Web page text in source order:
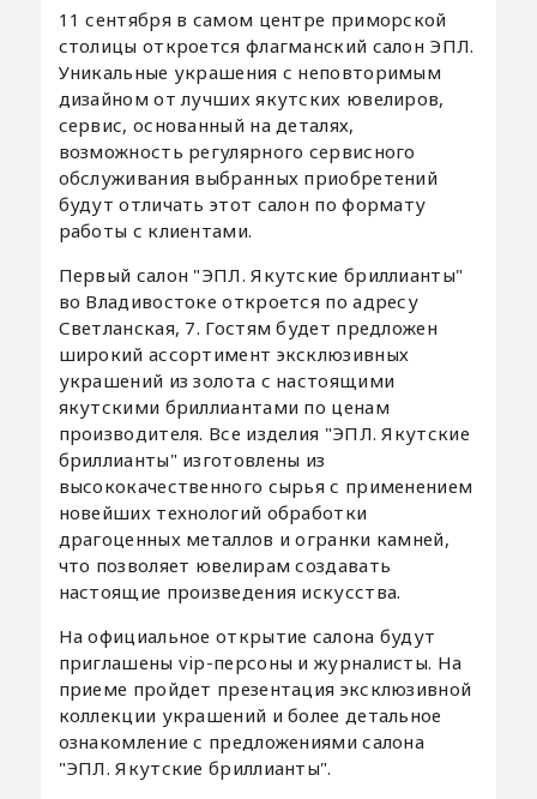
11 сентября в самом центре приморской
столицы откроется флагманский салон ЭПЛ.
Уникальные украшения с неповторимым
дизайном от лучших якутских ювелиров,
сервис, основанный на деталях,
возможность регулярного сервисного
обслуживания выбранных приобретений
будут отличать этот салон по формату
работы с клиентами.
Первый салон "ЭПЛ. Якутские бриллианты"
во Владивостоке откроется по адресу
Светланская, 7. Гостям будет предложен
широкий ассортимент эксклюзивных
украшений из золота с настоящими
якутскими бриллиантами по ценам
производителя. Все изделия "ЭПЛ. Якутские
бриллианты" изготовлены из
высококачественного сырья с применением
новейших технологий обработки
драгоценных металлов и огранки камней,
что позволяет ювелирам создавать
настоящие произведения искусства.
На официальное открытие салона будут
приглашены vip-персоны и журналисты. На
приеме пройдет презентация эксклюзивной
коллекции украшений и более детальное
ознакомление с предложениями салона
"ЭПЛ. Якутские бриллианты".